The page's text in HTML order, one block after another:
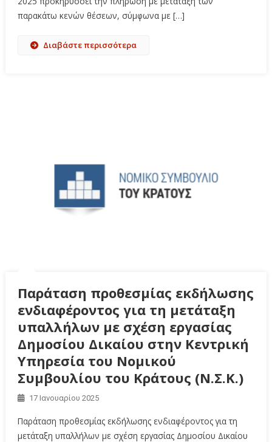
παρακάτω κενών θέσεων, σύμφωνα με […]
Διαβάστε περισσότερα
Παράταση προθεσμίας εκδήλωσης
ενδιαφέροντος για τη μετάταξη
υπαλλήλων με σχέση εργασίας
Δημοσίου Δικαίου στην Κεντρική
Υπηρεσία του Νομικού
Συμβουλίου του Κράτους (Ν.Σ.Κ.)
17 Ιανουαρίου 2025
Παράταση προθεσμίας εκδήλωσης ενδιαφέροντος για τη
μετάταξη υπαλλήλων με σχέση εργασίας Δημοσίου Δικαίου